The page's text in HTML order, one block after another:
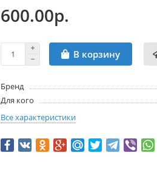
600.00р.
В корзину
Бренд
Для кого
Все характеристики